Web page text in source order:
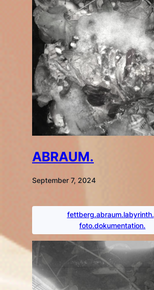
ABRAUM.
September 7, 2024
fettberg.abraum.labyrinth.
foto.dokumentation.